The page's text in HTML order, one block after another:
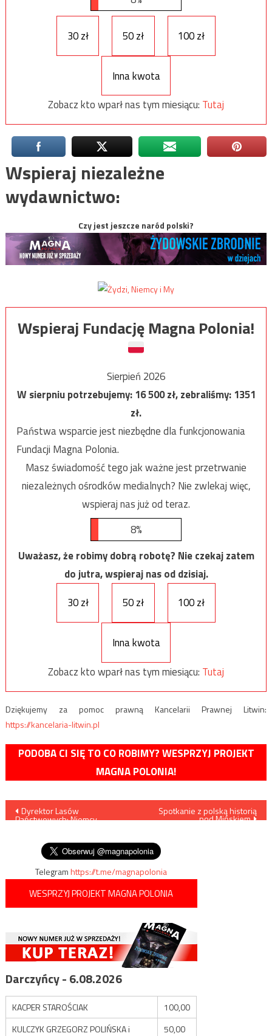
30 zł 50 zł 100 zł
Inna kwota
Zobacz kto wparł nas tym miesiącu: Tutaj
Wspieraj niezależne
wydawnictwo:
Czy jest jeszcze naród polski?
Wspieraj Fundację Magna Polonia!
Sierpień 2026
W sierpniu potrzebujemy:16 500zł, zebraliśmy:1351
zł.
Państwa wsparcie jest niezbędne dla funkcjonowania
Fundacji Magna Polonia.
Masz świadomość tego jak ważne jest przetrwanie
niezależnych ośrodków medialnych? Nie zwlekaj więc,
wspieraj nas już od teraz.
8%
Uważasz, że robimy dobrą robotę? Nie czekaj zatem
do jutra, wspieraj nas od dzisiaj.
30 zł
50 zł 100 zł
Inna kwota
Zobacz kto wparł nas tym miesiącu: Tutaj
Dziękujemy za pomoc prawną Kancelarii Prawnej Litwin:
https://kancelaria-litwin.pl
PODOBA CI SIĘ TO CO ROBIMY? WESPRZYJ PROJEKT
MAGNA POLONIA!
Nawigacja
wpisu
Dyrektor Lasów
Państwowych: Niemcy
Spotkanie z polską historią
pod Mińskiem
Telegramhttps://t.me/magnapolonia
WESPRZYJ PROJEKT MAGNA POLONIA
Darczyńcy - 6.08.2026
KACPER STAROŚCIAK
100,00
KULCZYK GRZEGORZ POLIŃSKA i
50,00